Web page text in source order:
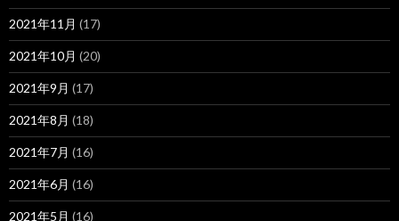
2021年11月 (17)
2021年10月 (20)
2021年9月 (17)
2021年8月 (18)
2021年7月 (16)
2021年6月 (16)
2021年5月 (16)